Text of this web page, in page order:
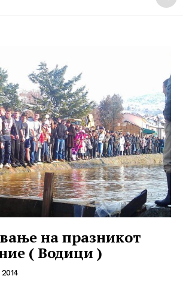
на празникот
( Водици )
2014